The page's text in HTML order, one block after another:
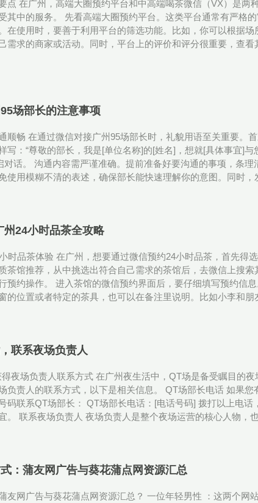
点 在广州，高端大圈预约平台和中高端喝茶微信（VX）是两
其中的服务。 先看高端大圈预约平台。这类平台通常有严格
在使用时，要善于利用平台的筛选功能。比如，你可以根据
需求的商家或活动。同时，平台上的评价和评分很重要，查
场部长的注意事项
顺畅 在通过微信对接广州95场部长时，礼貌用语至关重要。
写：“尊敬的部长，我是[单位名称]的[姓名]，想就[具体事宜]与
对话。 沟通内容需严谨准确。提前准备好要沟通的事项，条
使用模糊不清的表述，确保部长能快速理解你的意图。同时，
24小时品茶全攻略
时品茶体验 在广州，想要通过微信预约24小时品茶，首先得
茶馆推荐，从中挑选出符合自己需求的茶馆后，去微信上搜索
预约操作。 进入茶馆的微信预约界面后，要仔细填写预约信
的位置或者特定的茶具，也可以在备注里说明。比如小李和
联系夜场负责人
夜场负责人联系方式 在广州夜生活中，QT场是备受瞩目的
负责人的联系方式，以下是相关信息。 QT场部长电话 如果
码联系QT场部长： QT场部长电话：[电话号码] 拨打以上电
。 联系夜场负责人 夜场负责人是整个夜场运营的核心人物，
：蒲友网广告与葵花蒲点网资源汇总
友网广告与葵花蒲点网资源汇总？ 一位年轻男性 ：这两个网